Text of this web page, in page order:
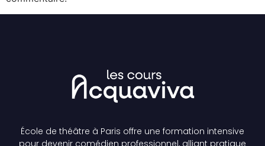
École de théâtre à Paris offre une formation intensive